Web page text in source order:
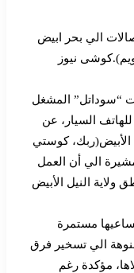
الي بحر ابيض
نيوز
“سوداتل” المشغل
السيار، عن
الأبيض(ربك، كوستي
الي أن العمل
ولاية النيل الأبيض
مستمرة
الي تسخير فرق
مؤكدة رغم